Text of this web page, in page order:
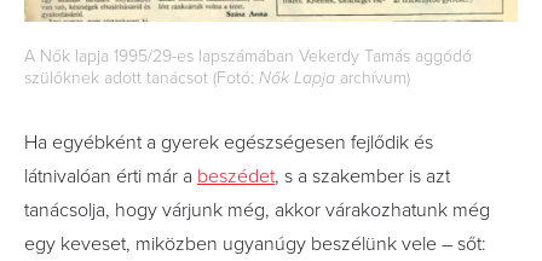
A Nők lapja 1995/29-es lapszámában Vekerdy Tamás aggódó
szülőknek adott tanácsot (Fotó: Nők Lapja archívum)
Ha egyébként a gyerek egészségesen fejlődik és
látnivalóan érti már a beszédet, s a szakember is azt
tanácsolja, hogy várjunk még, akkor várakozhatunk még
egy keveset, miközben ugyanúgy beszélünk vele – sőt: